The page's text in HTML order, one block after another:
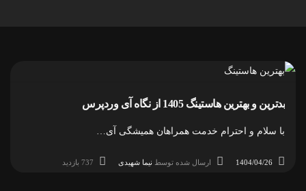
بدترین و بهترین هاستینگ 1405 از نگاه آی وردپرس
با سلام و احترام خدمت همراهان همیشگی آی…
1404/04/26 ارسال شده توسط نیما شهیدی